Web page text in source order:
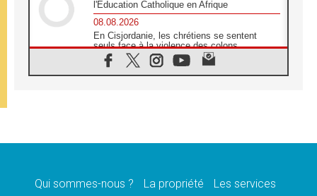
l'Éducation Catholique en Afrique
08.08.2026
En Cisjordanie, les chrétiens se sentent
seuls face à la violence des colons
08.08.2026
Léon XIV au sanctuaire de Notre Dame du
08.08.2026
08.08.2026
Qui sommes-nous ? La propriété
Les services